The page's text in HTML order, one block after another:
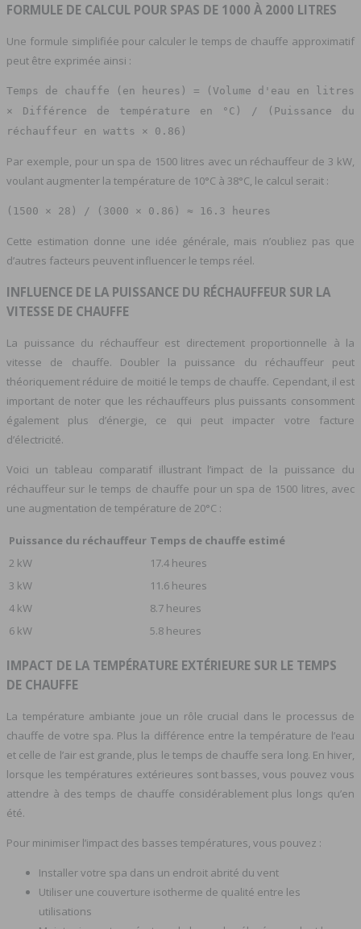
FORMULE DE CALCUL POUR SPAS DE 1000 À 2000 LITRES
Une formule simplifiée pour calculer le temps de chauffe approximatif
peut être exprimée ainsi :
Temps de chauffe (en heures) = (Volume d'eau en litres
× Différence de température en °C) / (Puissance du
réchauffeur en watts × 0.86)
Par exemple, pour un spa de 1500 litres avec un réchauffeur de 3 kW,
voulant augmenter la température de 10°C à 38°C, le calcul serait :
(1500 × 28) / (3000 × 0.86) ≈ 16.3 heures
Cette estimation donne une idée générale, mais n’oubliez pas que
d’autres facteurs peuvent influencer le temps réel.
INFLUENCE DE LA PUISSANCE DU RÉCHAUFFEUR SUR LA
VITESSE DE CHAUFFE
La puissance du réchauffeur est directement proportionnelle à la
vitesse de chauffe. Doubler la puissance du réchauffeur peut
théoriquement réduire de moitié le temps de chauffe. Cependant, il est
important de noter que les réchauffeurs plus puissants consomment
également plus d’énergie, ce qui peut impacter votre facture
d’électricité.
Voici un tableau comparatif illustrant l’impact de la puissance du
réchauffeur sur le temps de chauffe pour un spa de 1500 litres, avec
une augmentation de température de 20°C :
Puissance du réchauffeur Temps de chauffe estimé
2 kW
17.4 heures
3 kW
11.6 heures
4 kW
8.7 heures
6 kW
5.8 heures
IMPACT DE LA TEMPÉRATURE EXTÉRIEURE SUR LE TEMPS
DE CHAUFFE
La température ambiante joue un rôle crucial dans le processus de
chauffe de votre spa. Plus la différence entre la température de l’eau
et celle de l’air est grande, plus le temps de chauffe sera long. En hiver,
lorsque les températures extérieures sont basses, vous pouvez vous
attendre à des temps de chauffe considérablement plus longs qu’en
été.
Pour minimiser l’impact des basses températures, vous pouvez :
Installer votre spa dans un endroit abrité du vent
Utiliser une couverture isotherme de qualité entre les
utilisations